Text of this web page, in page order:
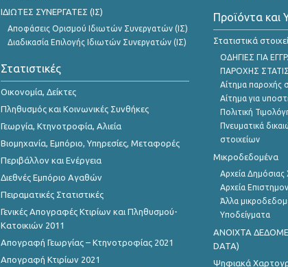
ΙΔΙΩΤΕΣ ΣΥΝΕΡΓΑΤΕΣ (ΙΣ)
Αποφάσεις Ορισμού Ιδιωτών Συνεργατών (ΙΣ)
Διαδικασία Επιλογής Ιδιωτών Συνεργατών (ΙΣ)
Στατιστικές
Οικονομία, Δείκτες
Πληθυσμός και Κοινωνικές Συνθήκες
Γεωργία, Κτηνοτροφία, Αλιεία
Βιομηχανία, Εμπόριο, Υπηρεσίες, Μεταφορές
Περιβάλλον και Ενέργεια
Διεθνές Εμπόριο Αγαθών
Πειραματικές Στατιστικές
Γενικές Απογραφές Κτιρίων και Πληθυσμού-
Κατοικιών 2011
Απογραφή Γεωργίας – Κτηνοτροφίας 2021
Απογραφή Κτιρίων 2021
Προϊόντα και
Στατιστικά
ΟΔΗΓΙΕΣ ΓΙΑ
ΠΑΡΟΧΗΣ
Αίτημα παροχής
Αίτημα για
Πολιτική
Πνευματικά
στοιχείων
Μικροδεδομένα
Αρχεία
Αρχεία
Άλλα
Υποδείγματα
ANOIXTA
DATA)
Ψηφιακά